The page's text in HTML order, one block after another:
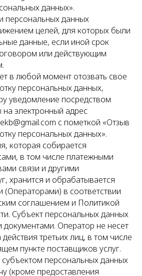
данных».
персональных данных
целей, для которых были
данные, если иной срок
или действующим
в любой момент отозвать свое
персональных данных,
уведомление посредством
электронный адрес
с пометкой «Отзыв
персональных данных».
которая собирается
в том числе платежными
связи и другими
хранится и обрабатывается
(Операторами) в соответствии
соглашением и Политикой
Субъект персональных данных
документами. Оператор не несет
действия третьих лиц, в том числе
пункте поставщиков услуг.
субъектом персональных данных
(кроме предоставления